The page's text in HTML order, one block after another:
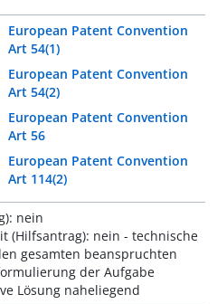
European Patent Convention
Art 54(1)
European Patent Convention
Art 54(2)
European Patent Convention
Art 56
European Patent Convention
Art 114(2)
nein
(Hilfsantrag): nein - technische
gesamten beanspruchten
der Aufgabe
Lösung naheliegend